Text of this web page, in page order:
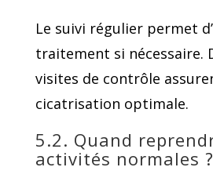
Le suivi régulier permet
traitement si nécessaire.
visites de contrôle
cicatrisation optimale.
5.2. Quand
activités normales ?